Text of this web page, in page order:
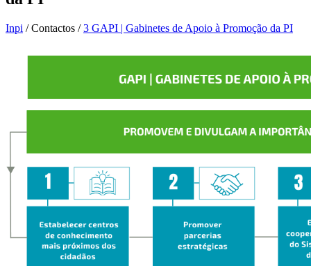
Inpi /Contactos /3 GAPI | Gabinetes de Apoio à Promoção da PI